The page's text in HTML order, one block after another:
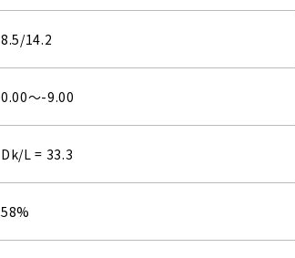
8.5/14.2
0.00～-9.00
Dk/L = 33.3
58%